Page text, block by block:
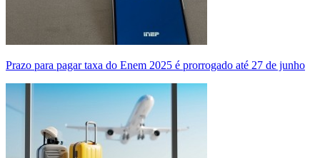
Prazo para pagar taxa do Enem 2025 é prorrogado até 27 de junho